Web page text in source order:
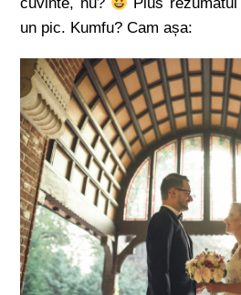
un pic. Kumfu? Cam așa: